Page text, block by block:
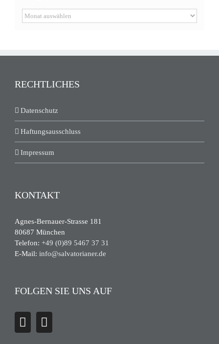
Beitragsarchiv
RECHTLICHES
Datenschutz
Haftungsausschluss
Impressum
KONTAKT
Agnes-Bernauer-Strasse 181
80687 München
Telefon: +49 (0)89 5467 37 31
E-Mail: info@salvatorianer.de
FOLGEN SIE UNS AUF